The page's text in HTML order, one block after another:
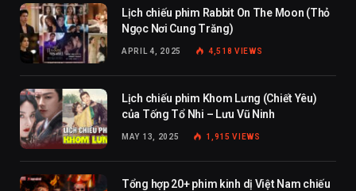
Lịch chiếu phim Rabbit On The Moon (Thỏ
Ngọc Nơi Cung Trăng)
APRIL 4, 2025 4,518VIEWS
Lịch chiếu phim Khom Lưng (Chiết Yêu)
của Tống Tổ Nhi – Lưu Vũ Ninh
MAY 13, 2025 1,915VIEWS
Tổng hợp 20+ phim kinh dị Việt Nam chiếu